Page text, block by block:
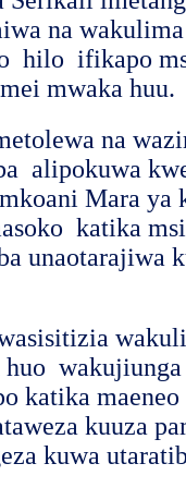
na
hilo ifikapo
mwaka huu.
na
alipokuwa
Mara ya
katika
unaotarajiwa
katika
kuuza
kuwa